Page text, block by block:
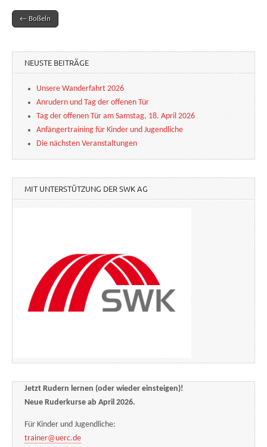
Post navigation
← Boßeln
NEUSTE BEITRÄGE
Unsere Wanderfahrt 2026
Anrudern und Tag der offenen Tür
Tag der offenen Tür am Samstag, 18. April 2026
Anfängertraining für Kinder und Jugendliche
Die nächsten Veranstaltungen
MIT UNTERSTÜTZUNG DER SWK AG
Jetzt Rudern lernen (oder wieder einsteigen)!
Neue Ruderkurse ab April 2026.
Für Kinder und Jugendliche:
trainer@uerc.de